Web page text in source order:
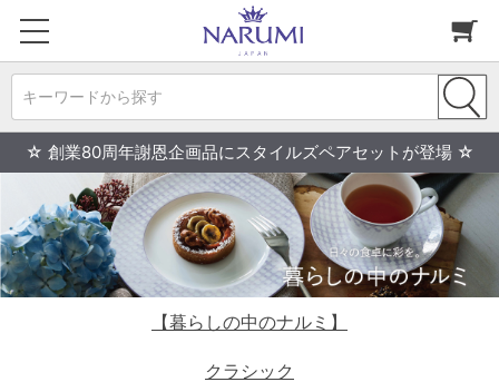
キーワードから探す
☆ 創業80周年謝恩企画品にスタイルズペアセットが登場 ☆
【暮らしの中のナルミ】
クラシック